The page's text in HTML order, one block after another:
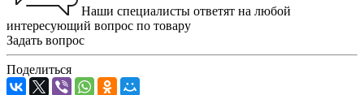
Наши специалисты ответят на любой
интересующий вопрос по товару
Задать вопрос
Поделиться